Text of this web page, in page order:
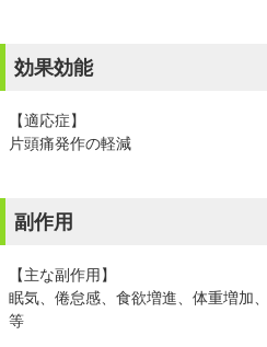
効果効能
【適応症】
片頭痛発作の軽減
副作用
【主な副作用】
眠気、倦怠感、食欲増進、体重増加
等